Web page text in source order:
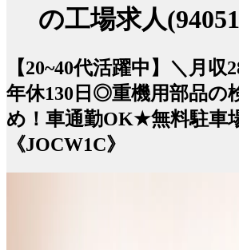
の工場求人
【20~40代活躍中】＼月収
年休130日◎重機用部品の
め！車通勤OK★無料駐車
《JOCW1C》